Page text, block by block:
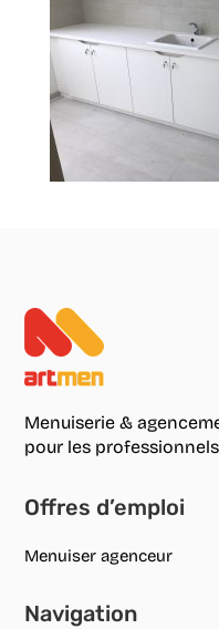
Menuiserie &
pour les professionnels
Offres d’emploi
Menuiser agenceur
Navigation